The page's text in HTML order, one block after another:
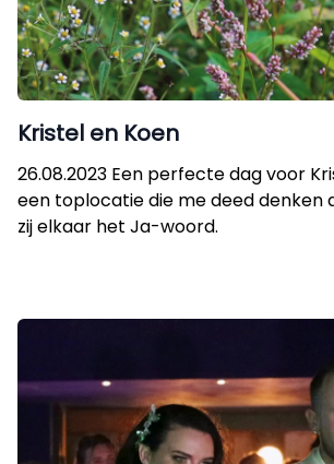
Kristel en Koen
26.08.2023 Een perfecte dag voor
een toplocatie die me deed denken
zij elkaar het Ja-woord.